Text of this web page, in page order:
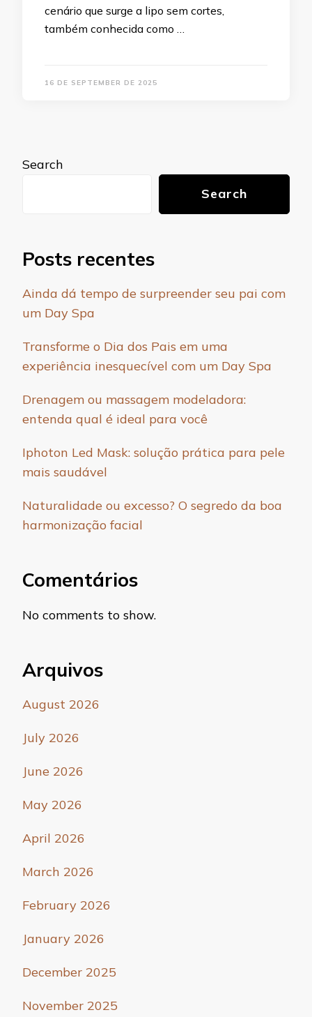
cenário que surge a lipo sem cortes,
também conhecida como …
16 DE SEPTEMBER DE 2025
Search
Search
Posts recentes
Ainda dá tempo de surpreender seu pai com
um Day Spa
Transforme o Dia dos Pais em uma
experiência inesquecível com um Day Spa
Drenagem ou massagem modeladora:
entenda qual é ideal para você
Iphoton Led Mask: solução prática para pele
mais saudável
Naturalidade ou excesso? O segredo da boa
harmonização facial
Comentários
No comments to show.
Arquivos
August 2026
July 2026
June 2026
May 2026
April 2026
March 2026
February 2026
January 2026
December 2025
November 2025